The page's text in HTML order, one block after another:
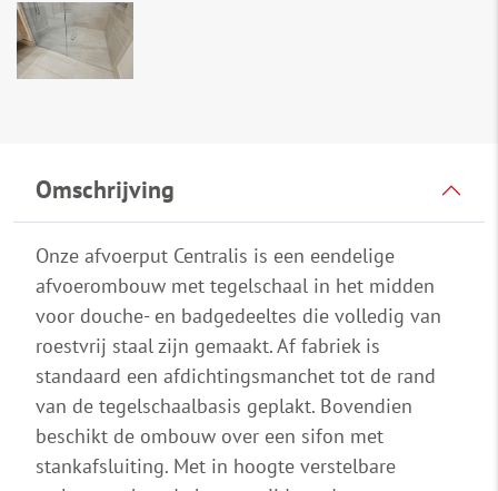
Omschrijving
Onze afvoerput Centralis is een eendelige
afvoerombouw met tegelschaal in het midden
voor douche- en badgedeeltes die volledig van
roestvrij staal zijn gemaakt. Af fabriek is
standaard een afdichtingsmanchet tot de rand
van de tegelschaalbasis geplakt. Bovendien
beschikt de ombouw over een sifon met
stankafsluiting. Met in hoogte verstelbare